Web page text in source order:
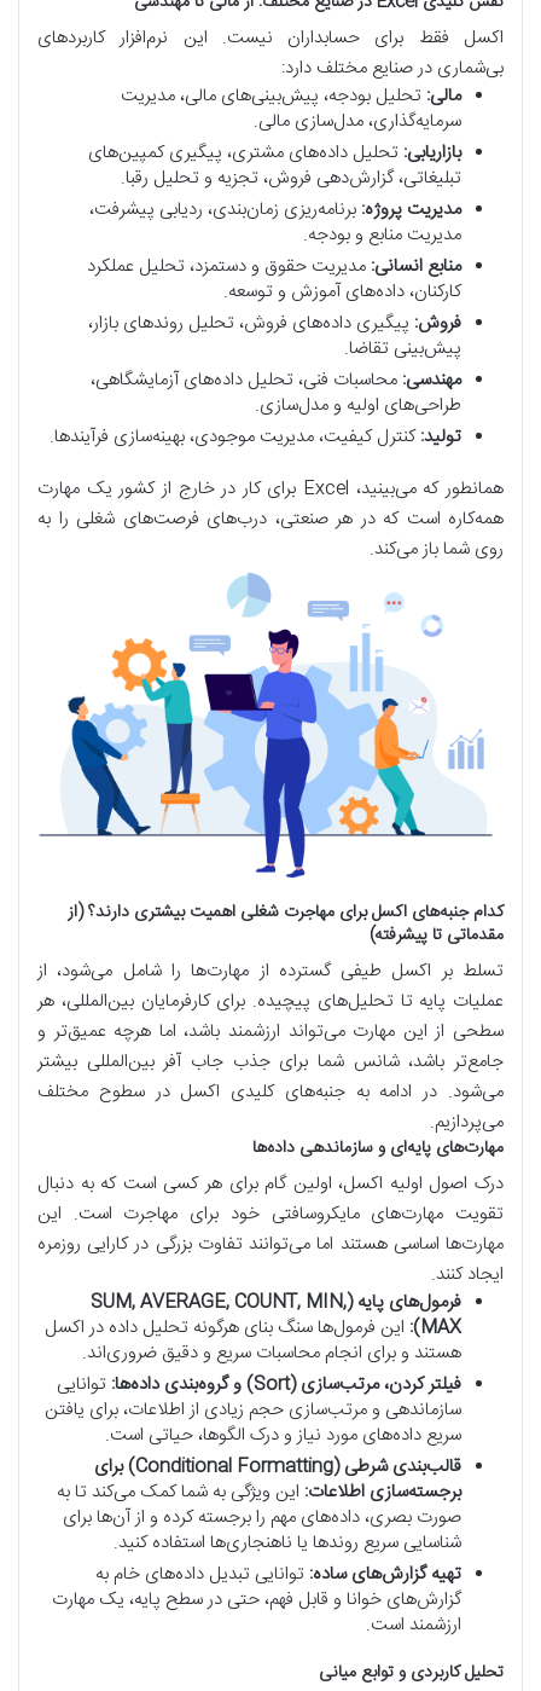
اکسل فقط برای حسابداران نیست. این نرم‌افزار کاربردهای
بی‌شماری در صنایع مختلف دارد:
مالی: تحلیل بودجه، پیش‌بینی‌های مالی، مدیریت
سرمایه‌گذاری، مدل‌سازی مالی.
بازاریابی: تحلیل داده‌های مشتری، پیگیری کمپین‌های
تبلیغاتی، گزارش‌دهی فروش، تجزیه و تحلیل رقبا.
مدیریت پروژه: برنامه‌ریزی زمان‌بندی، ردیابی پیشرفت،
مدیریت منابع و بودجه.
منابع انسانی: مدیریت حقوق و دستمزد، تحلیل عملکرد
کارکنان، داده‌های آموزش و توسعه.
فروش: پیگیری داده‌های فروش، تحلیل روندهای بازار،
پیش‌بینی تقاضا.
مهندسی: محاسبات فنی، تحلیل داده‌های آزمایشگاهی،
طراحی‌های اولیه و مدل‌سازی.
تولید: کنترل کیفیت، مدیریت موجودی، بهینه‌سازی فرآیندها.
همانطور که می‌بینید، Excel برای کار در خارج از کشور یک مهارت
همه‌کاره است که در هر صنعتی، درب‌های فرصت‌های شغلی را به
روی شما باز می‌کند.
کدام جنبه‌های اکسل برای مهاجرت شغلی اهمیت بیشتری دارند؟ (از
مقدماتی تا پیشرفته)
تسلط بر اکسل طیفی گسترده از مهارت‌ها را شامل می‌شود، از
عملیات پایه تا تحلیل‌های پیچیده. برای کارفرمایان بین‌المللی، هر
سطحی از این مهارت می‌تواند ارزشمند باشد، اما هرچه عمیق‌تر و
جامع‌تر باشد، شانس شما برای جذب جاب آفر بین‌المللی بیشتر
می‌شود. در ادامه به جنبه‌های کلیدی اکسل در سطوح مختلف
می‌پردازیم.
مهارت‌های پایه‌ای و سازماندهی داده‌ها
درک اصول اولیه اکسل، اولین گام برای هر کسی است که به دنبال
تقویت مهارت‌های مایکروسافتی خود برای مهاجرت است. این
مهارت‌ها اساسی هستند اما می‌توانند تفاوت بزرگی در کارایی روزمره
ایجاد کنند.
فرمول‌های پایه (SUM, AVERAGE, COUNT, MIN,
MAX): این فرمول‌ها سنگ بنای هرگونه تحلیل داده در اکسل
هستند و برای انجام محاسبات سریع و دقیق ضروری‌اند.
فیلتر کردن، مرتب‌سازی (Sort) و گروه‌بندی داده‌ها:
توانایی
سازماندهی و مرتب‌سازی حجم زیادی از اطلاعات، برای یافتن
سریع داده‌های مورد نیاز و درک الگوها، حیاتی است.
قالب‌بندی شرطی (Conditional Formatting) برای
برجسته‌سازی اطلاعات: این ویژگی به شما کمک می‌کند تا به
صورت بصری، داده‌های مهم را برجسته کرده و از آن‌ها برای
شناسایی سریع روندها یا ناهنجاری‌ها استفاده کنید.
تهیه گزارش‌های ساده: توانایی تبدیل داده‌های خام به
گزارش‌های خوانا و قابل فهم، حتی در سطح پایه، یک مهارت
ارزشمند است.
تحلیل کاربردی و توابع میانی